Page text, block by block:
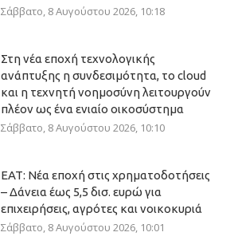
Σάββατο, 8 Αυγούστου 2026, 10:18
Στη νέα εποχή τεχνολογικής
ανάπτυξης η συνδεσιμότητα, το cloud
και η τεχνητή νοημοσύνη λειτουργούν
πλέον ως ένα ενιαίο οικοσύστημα
Σάββατο, 8 Αυγούστου 2026, 10:10
ΕΑΤ: Νέα εποχή στις χρηματοδοτήσεις
– Δάνεια έως 5,5 δισ. ευρώ για
επιχειρήσεις, αγρότες και νοικοκυριά
Σάββατο, 8 Αυγούστου 2026, 10:01